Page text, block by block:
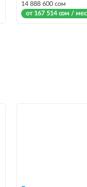
14 888 600 сом
от 167 514 сом / мес